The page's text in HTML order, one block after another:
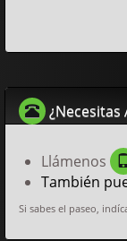
¿Necesitas
Llámenos
También
Si sabes el paseo,